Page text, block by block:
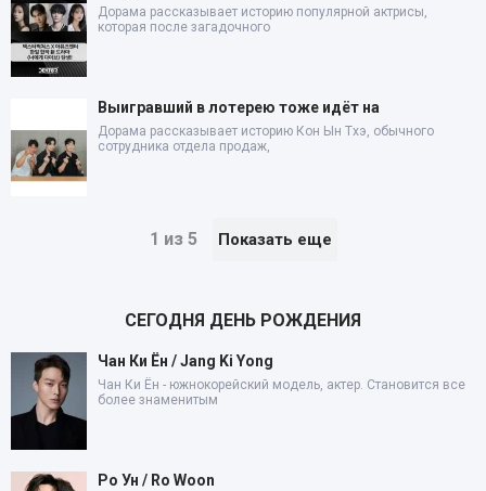
Дорама рассказывает историю популярной актрисы,
которая после загадочного
Выигравший в лотерею тоже идёт на
Дорама рассказывает историю Кон Ын Тхэ, обычного
сотрудника отдела продаж,
1 из 5 Показать еще
СЕГОДНЯ ДЕНЬ РОЖДЕНИЯ
Чан Ки Ён / Jang Ki Yong
Чан Ки Ён - южнокорейский модель, актер. Становится все
более знаменитым
Ро Ун / Ro Woon